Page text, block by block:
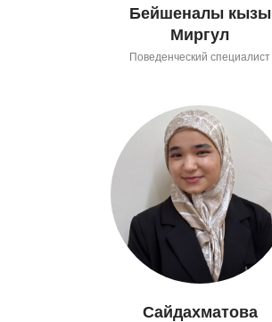
Бейшеналы кызы
Миргул
Поведенческий специалист
Сайдахматова